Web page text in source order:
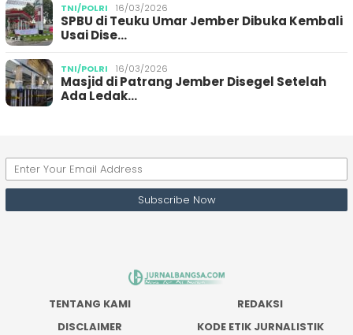
TNI/POLRI 16/03/2026
SPBU di Teuku Umar Jember Dibuka Kembali
Usai Dise…
TNI/POLRI 16/03/2026
Masjid di Patrang Jember Disegel Setelah
Ada Ledak…
TENTANG KAMI
REDAKSI
DISCLAIMER
KODE ETIK JURNALISTIK